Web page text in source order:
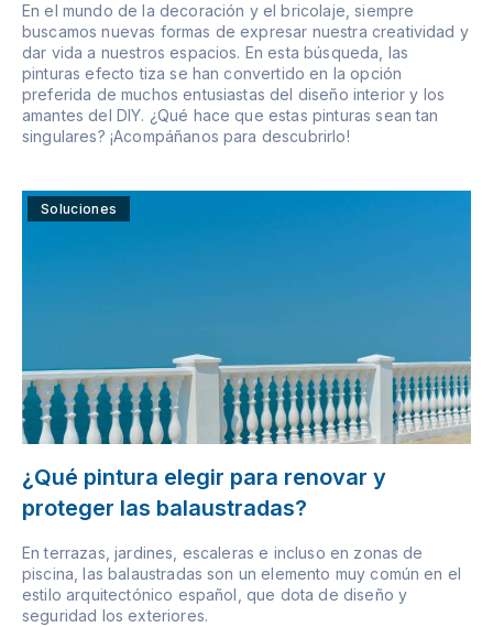
En el mundo de la decoración y el bricolaje, siempre
buscamos nuevas formas de expresar nuestra creatividad y
dar vida a nuestros espacios. En esta búsqueda, las
pinturas efecto tiza se han convertido en la opción
preferida de muchos entusiastas del diseño interior y los
amantes del DIY. ¿Qué hace que estas pinturas sean tan
singulares? ¡Acompáñanos para descubrirlo!
Soluciones
¿Qué pintura elegir para renovar y
proteger las balaustradas?
En terrazas, jardines, escaleras e incluso en zonas de
piscina, las balaustradas son un elemento muy común en el
estilo arquitectónico español, que dota de diseño y
seguridad los exteriores.